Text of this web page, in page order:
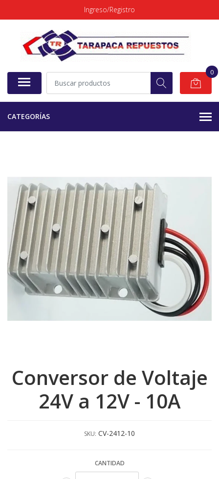
Ingreso/Registro
0
CATEGORÍAS
Conversor de Voltaje
24V a 12V - 10A
SKU: CV-2412-10
CANTIDAD